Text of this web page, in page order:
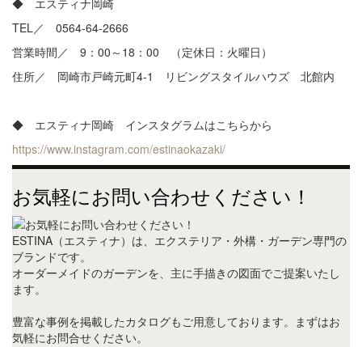
◆ エスティナ岡崎
TEL／ 0564-64-2666
営業時間／ 9：00～18：00 （定休日：火曜日）
住所／ 岡崎市戸崎元町4-1 リビングスタイルハウズ 北館内
◆ エスティナ岡崎 インスタグラムはこちらから
https://www.instagram.com/estinaokazaki/
お気軽にお問い合わせください！
ESTINA（エスティナ）は、エクステリア・外構・ガーデン専門の
ブランドです。
オーダーメイドのガーデンを、主に手描きの図面でご提案いたし
ます。
豊富な事例を掲載したカタログもご用意しております。まずはお
気軽にお問合せください。